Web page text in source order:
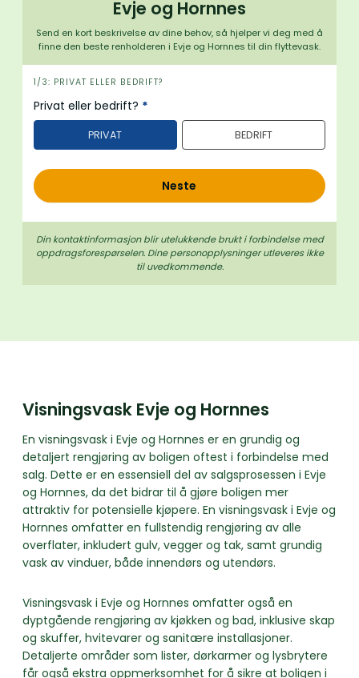
Evje og Hornnes
Send en kort beskrivelse av dine behov, så hjelper vi deg med å
finne den beste renholderen i Evje og Hornnes til din flyttevask.
i
n
n
o
d
1/3: PRIVAT ELLER BEDRIFT?
Privat eller bedrift? *
PRIVAT BEDRIFT
Neste
Din kontaktinformasjon blir utelukkende brukt i forbindelse med
oppdrags­forespørselen. Dine person­­opplysninger utleveres ikke
til uvedkommende.
Visningsvask Evje og Hornnes
En visningsvask i Evje og Hornnes er en grundig og
detaljert rengjøring av boligen oftest i forbindelse med
salg. Dette er en essensiell del av salgsprosessen i Evje
og Hornnes, da det bidrar til å gjøre boligen mer
attraktiv for potensielle kjøpere. En visningsvask i Evje og
Hornnes omfatter en fullstendig rengjøring av alle
overflater, inkludert gulv, vegger og tak, samt grundig
vask av vinduer, både innendørs og utendørs.
Visningsvask i Evje og Hornnes omfatter også en
dyptgående rengjøring av kjøkken og bad, inklusive skap
og skuffer, hvitevarer og sanitære installasjoner.
Detaljerte områder som lister, dørkarmer og lysbrytere
får også ekstra oppmerksomhet for å sikre at boligen i